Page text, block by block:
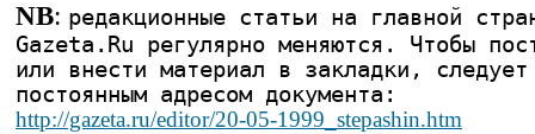
NB: редакционные статьи на главной
Gazeta.Ru регулярно меняются. Чтобы
или внести материал в закладки, следует
постоянным адресом документа:
http://gazeta.ru/editor/20-05-1999_stepashin.htm